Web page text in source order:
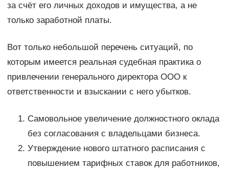
за счёт его личных доходов и имущества, а не
только заработной платы.
Вот только небольшой перечень ситуаций, по
которым имеется реальная судебная практика о
привлечении генерального директора ООО к
ответственности и взыскании с него убытков.
Самовольное увеличение должностного оклада
без согласования с владельцами бизнеса.
Утверждение нового штатного расписания с
повышением тарифных ставок для работников,